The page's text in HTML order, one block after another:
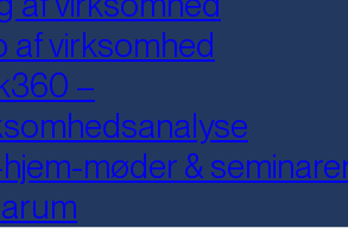
af virksomhed
–
møder &